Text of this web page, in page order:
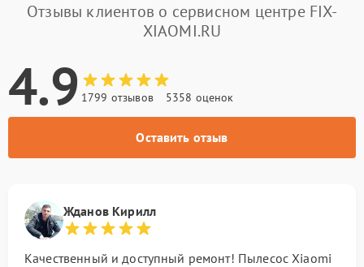
Отзывы клиентов о сервисном центре FIX-
XIAOMI.RU
4.9 1799 отзывов 5358 оценок
Оставить отзыв
Жданов Кирилл
Качественный и доступный ремонт! Пылесос Xiaomi